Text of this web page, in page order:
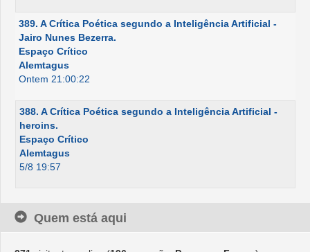
389. A Crítica Poética segundo a Inteligência Artificial -
Jairo Nunes Bezerra.
Espaço Crítico
Alemtagus
Ontem 21:00:22
388. A Crítica Poética segundo a Inteligência Artificial -
heroins.
Espaço Crítico
Alemtagus
5/8 19:57
Quem está aqui